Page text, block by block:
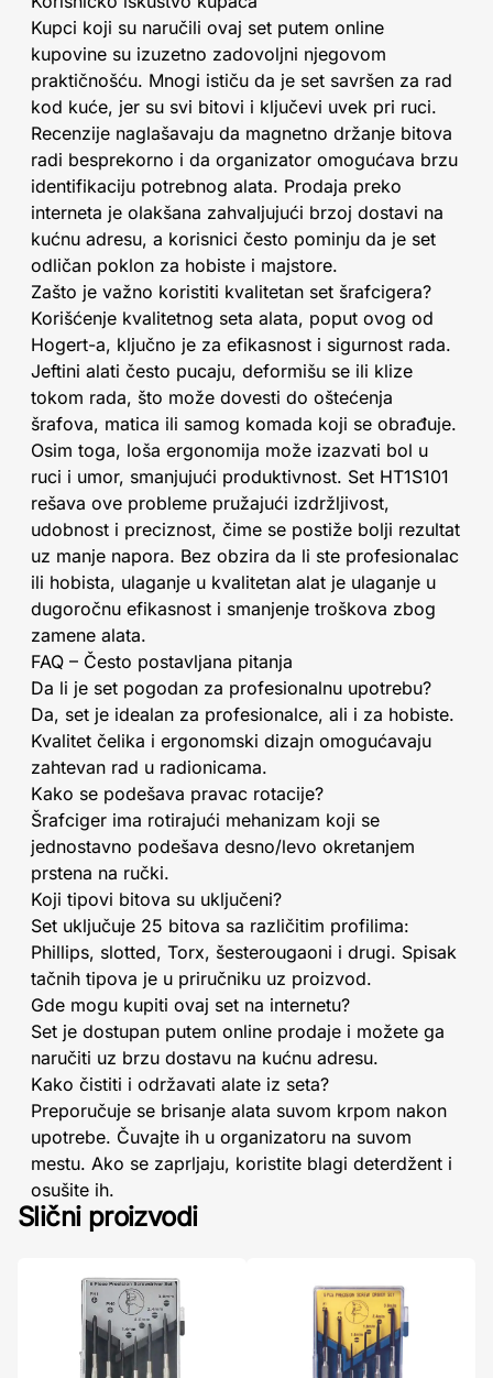
Kupci koji su naručili ovaj set putem online
kupovine su izuzetno zadovoljni njegovom
praktičnošću. Mnogi ističu da je set savršen za rad
kod kuće, jer su svi bitovi i ključevi uvek pri ruci.
Recenzije naglašavaju da magnetno držanje bitova
radi besprekorno i da organizator omogućava brzu
identifikaciju potrebnog alata. Prodaja preko
interneta je olakšana zahvaljujući brzoj dostavi na
kućnu adresu, a korisnici često pominju da je set
odličan poklon za hobiste i majstore.
Zašto je važno koristiti kvalitetan set šrafcigera?
Korišćenje kvalitetnog seta alata, poput ovog od
Hogert-a, ključno je za efikasnost i sigurnost rada.
Jeftini alati često pucaju, deformišu se ili klize
tokom rada, što može dovesti do oštećenja
šrafova, matica ili samog komada koji se obrađuje.
Osim toga, loša ergonomija može izazvati bol u
ruci i umor, smanjujući produktivnost. Set HT1S101
rešava ove probleme pružajući izdržljivost,
udobnost i preciznost, čime se postiže bolji rezultat
uz manje napora. Bez obzira da li ste profesionalac
ili hobista, ulaganje u kvalitetan alat je ulaganje u
dugoročnu efikasnost i smanjenje troškova zbog
zamene alata.
FAQ – Često postavljana pitanja
Da li je set pogodan za profesionalnu upotrebu?
Da, set je idealan za profesionalce, ali i za hobiste.
Kvalitet čelika i ergonomski dizajn omogućavaju
zahtevan rad u radionicama.
Kako se podešava pravac rotacije?
Šrafciger ima rotirajući mehanizam koji se
jednostavno podešava desno/levo okretanjem
prstena na ručki.
Koji tipovi bitova su uključeni?
Set uključuje 25 bitova sa različitim profilima:
Phillips, slotted, Torx, šesterougaoni i drugi. Spisak
tačnih tipova je u priručniku uz proizvod.
Gde mogu kupiti ovaj set na internetu?
Set je dostupan putem online prodaje i možete ga
naručiti uz brzu dostavu na kućnu adresu.
Kako čistiti i održavati alate iz seta?
Preporučuje se brisanje alata suvom krpom nakon
upotrebe. Čuvajte ih u organizatoru na suvom
mestu. Ako se zaprljaju, koristite blagi deterdžent i
osušite ih.
Slični proizvodi